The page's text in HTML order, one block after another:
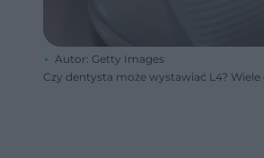
Autor: Getty Images
Czy dentysta może wystawiać L4?